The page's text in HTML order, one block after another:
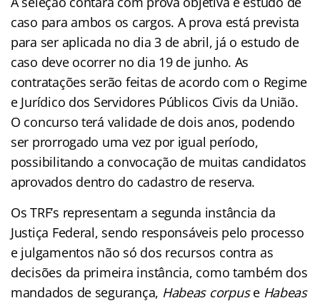
caso para ambos os cargos. A prova está prevista
para ser aplicada no dia 3 de abril, já o estudo de
caso deve ocorrer no dia 19 de junho. As
contratações serão feitas de acordo com o Regime
e Jurídico dos Servidores Públicos Civis da União.
O concurso terá validade de dois anos, podendo
ser prorrogado uma vez por igual período,
possibilitando a convocação de muitas candidatos
aprovados dentro do cadastro de reserva.
Os TRF’s representam a segunda instância da
Justiça Federal, sendo responsáveis pelo processo
e julgamentos não só dos recursos contra as
decisões da primeira instância, como também dos
mandados de segurança, Habeas corpuse Habeas